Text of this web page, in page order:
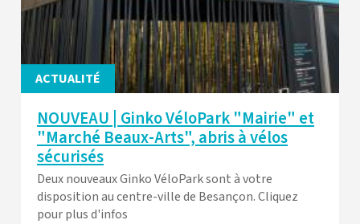
ACTUALITÉ
NOUVEAU | Ginko VéloPark "Mairie" et
"Marché Beaux-Arts", abris à vélos
sécurisés
Deux nouveaux Ginko VéloPark sont à votre
disposition au centre-ville de Besançon. Cliquez
pour plus d'infos